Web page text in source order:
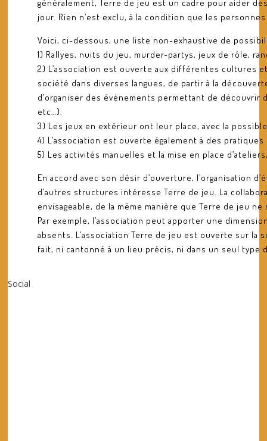
généralement, Terre de jeu est un cadre pour aider
jour. Rien n’est exclu, à la condition que les
Voici, ci-dessous, une liste non-exhaustive de
1) Rallyes, nuits du jeu, murder-partys, jeux de rôle,
2) L’association est ouverte aux différentes cultures
société dans diverses langues, de partir à la
d’organiser des événements permettant de découvrir
etc…).
3) Les jeux en extérieur ont leur place, avec la
4) L’association est ouverte également à des
5) Les activités manuelles et la mise en place
En accord avec son désir d’ouverture, l’organisation
d’autres structures intéresse Terre de jeu. La
envisageable, de la même manière que Terre de jeu
Par exemple, l’association peut apporter une
absents. L’association Terre de jeu est ouverte sur la
fait, ni cantonné à un lieu précis, ni dans un seul type
Social